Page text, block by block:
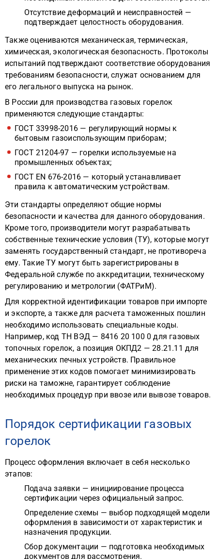
Отсутствие деформаций и неисправностей —
подтверждает целостность оборудования.
Также оцениваются механическая, термическая,
химическая, экологическая безопасность. Протоколы
испытаний подтверждают соответствие оборудования
требованиям безопасности, служат основанием для
его легального выпуска на рынок.
В России для производства газовых горелок
применяются следующие стандарты:
ГОСТ 33998-2016 — регулирующий нормы к
бытовым газоиспользующим приборам;
ГОСТ 21204-97 — горелки используемые на
промышленных объектах;
ГОСТ EN 676-2016 — который устанавливает
правила к автоматическим устройствам.
Эти стандарты определяют общие нормы
безопасности и качества для данного оборудования.
Кроме того, производители могут разрабатывать
собственные технические условия (ТУ), которые могут
заменять государственный стандарт, не противореча
ему. Такие ТУ могут быть зарегистрированы в
Федеральной службе по аккредитации, техническому
регулированию и метрологии (ФАТРиМ).
Для корректной идентификации товаров при импорте
и экспорте, а также для расчета таможенных пошлин
необходимо использовать специальные коды.
Например, код ТН ВЭД — 8416 20 100 0 для газовых
топочных горелок, а позиция ОКПД2 — 28.21.11 для
механических печных устройств. Правильное
применение этих кодов помогает минимизировать
риски на таможне, гарантирует соблюдение
необходимых процедур при ввозе или вывозе товаров.
Порядок сертификации газовых
горелок
Процесс оформления включает в себя несколько
этапов:
Подача заявки — инициирование процесса
сертификации через официальный запрос.
Определение схемы — выбор подходящей модели
оформления в зависимости от характеристик и
назначения продукции.
Сбор документации — подготовка необходимых
документов для рассмотрения.